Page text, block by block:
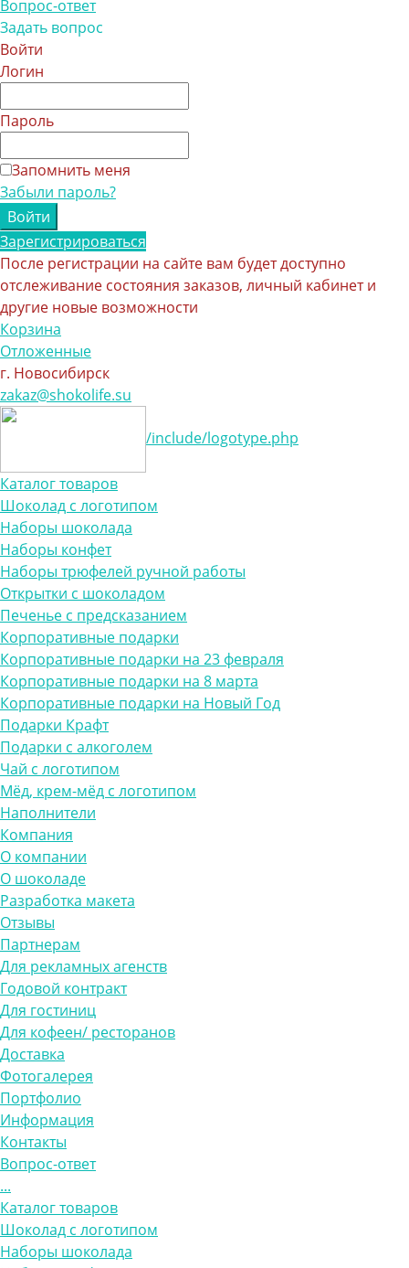
Вопрос-ответ
Задать вопрос
Войти
Логин
Пароль
Запомнить меня
Забыли пароль?
Зарегистрироваться
После регистрации на сайте вам будет доступно
отслеживание состояния заказов, личный кабинет и
другие новые возможности
Корзина
Отложенные
г. Новосибирск
zakaz@shokolife.su
/include/logotype.php
Каталог товаров
Шоколад с логотипом
Наборы шоколада
Наборы конфет
Наборы трюфелей ручной работы
Открытки с шоколадом
Печенье с предсказанием
Корпоративные подарки
Корпоративные подарки на 23 февраля
Корпоративные подарки на 8 марта
Корпоративные подарки на Новый Год
Подарки Крафт
Подарки с алкоголем
Чай с логотипом
Мёд, крем-мёд с логотипом
Наполнители
Компания
О компании
О шоколаде
Разработка макета
Отзывы
Партнерам
Для рекламных агенств
Годовой контракт
Для гостиниц
Для кофеен/ ресторанов
Доставка
Фотогалерея
Портфолио
Информация
Контакты
Вопрос-ответ
...
Каталог товаров
Шоколад с логотипом
Наборы шоколада